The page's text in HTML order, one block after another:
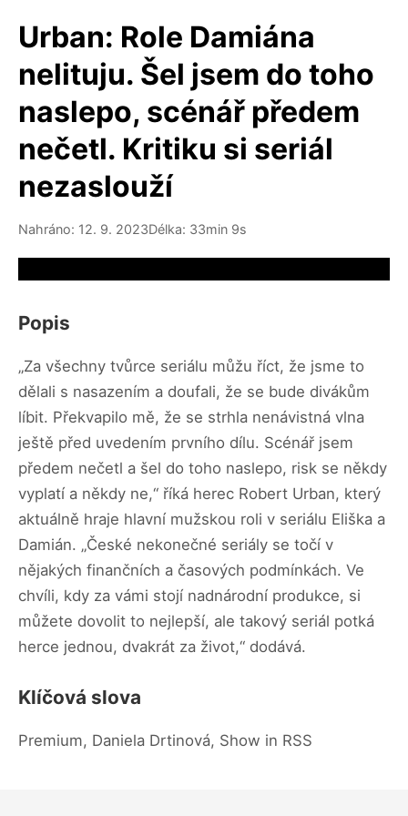
Urban: Role Damiána
nelituju. Šel jsem do toho
naslepo, scénář předem
nečetl. Kritiku si seriál
nezaslouží
Nahráno: 12. 9. 2023Délka: 33min 9s
Popis
„Za všechny tvůrce seriálu můžu říct, že jsme to
dělali s nasazením a doufali, že se bude divákům
líbit. Překvapilo mě, že se strhla nenávistná vlna
ještě před uvedením prvního dílu. Scénář jsem
předem nečetl a šel do toho naslepo, risk se někdy
vyplatí a někdy ne,“ říká herec Robert Urban, který
aktuálně hraje hlavní mužskou roli v seriálu Eliška a
Damián. „České nekonečné seriály se točí v
nějakých finančních a časových podmínkách. Ve
chvíli, kdy za vámi stojí nadnárodní produkce, si
můžete dovolit to nejlepší, ale takový seriál potká
herce jednou, dvakrát za život,“ dodává.
Klíčová slova
Premium, Daniela Drtinová, Show in RSS